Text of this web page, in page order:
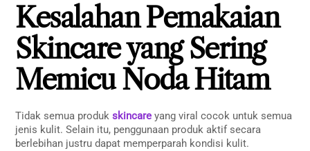
Kesalahan Pemakaian
Skincare yang Sering
Memicu Noda Hitam
Tidak semua produkskincareyang viral cocok untuk semua
jenis kulit. Selain itu, penggunaan produk aktif secara
berlebihan justru dapat memperparah kondisi kulit.